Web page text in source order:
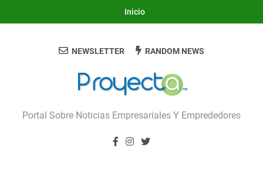
Inicio
Proyecta
Portal Sobre Noticias Empresariales Y Emprededores
NEWSLETTER RANDOM NEWS